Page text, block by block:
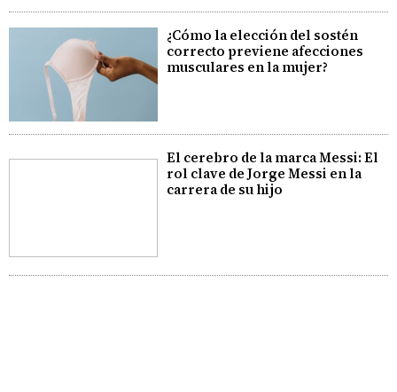
¿Cómo la elección del sostén
correcto previene afecciones
musculares en la mujer?
El cerebro de la marca Messi: El
rol clave de Jorge Messi en la
carrera de su hijo